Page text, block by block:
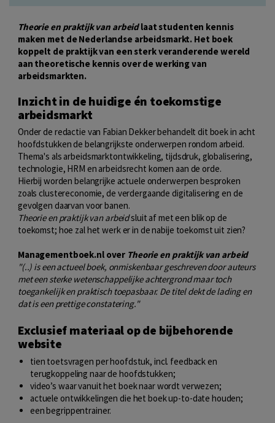
Theorie en praktijk van arbeidlaat studenten kennis
maken met de Nederlandse arbeidsmarkt. Het boek
koppelt de praktijk van een sterk veranderende wereld
aan theoretische kennis over de werking van
arbeidsmarkten.
Inzicht in de huidige én toekomstige
arbeidsmarkt
Onder de redactie van Fabian Dekker behandelt dit boek in acht
hoofdstukken de belangrijkste onderwerpen rondom arbeid.
Thema's als arbeidsmarktontwikkeling, tijdsdruk, globalisering,
technologie, HRM en arbeidsrecht komen aan de orde.
Hierbij worden belangrijke actuele onderwerpen besproken
zoals clustereconomie, de verdergaande digitalisering en de
gevolgen daarvan voor banen.
Theorie en praktijk van arbeidsluit af met een blik op de
toekomst; hoe zal het werk er in de nabije toekomst uit zien?
Managementboek.nl over Theorie en praktijk van arbeid
"(..) is een actueel boek, onmiskenbaar geschreven door auteurs
met een sterke wetenschappelijke achtergrond maar toch
toegankelijk en praktisch toepasbaar. De titel dekt de lading en
dat is een prettige constatering."
Exclusief materiaal op de bijbehorende
website
tien toetsvragen per hoofdstuk, incl. feedback en
terugkoppeling naar de hoofdstukken;
video’s waar vanuit het boek naar wordt verwezen;
actuele ontwikkelingen die het boek up-to-date houden;
een begrippentrainer.